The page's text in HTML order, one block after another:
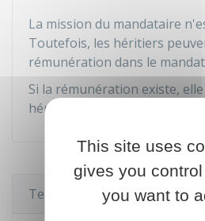
La mission du mandataire
Toutefois, les héritiers
rémunération dans le
Si la rémunération existe,
héritiers.
Textes de référence
This site uses
gives you
you want to